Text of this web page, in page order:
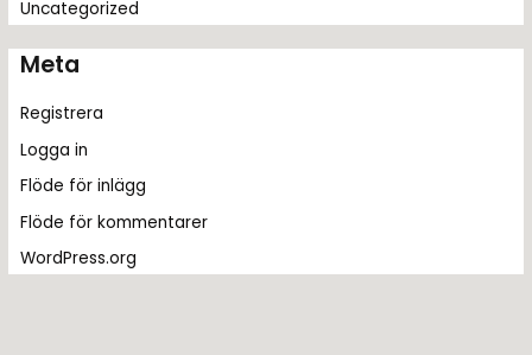
Uncategorized
Meta
Registrera
Logga in
Flöde för inlägg
Flöde för kommentarer
WordPress.org